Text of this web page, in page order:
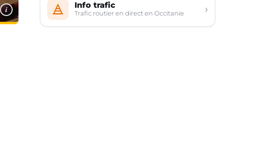
i Info trafic
Trafic routier en direct en Occitanie ›